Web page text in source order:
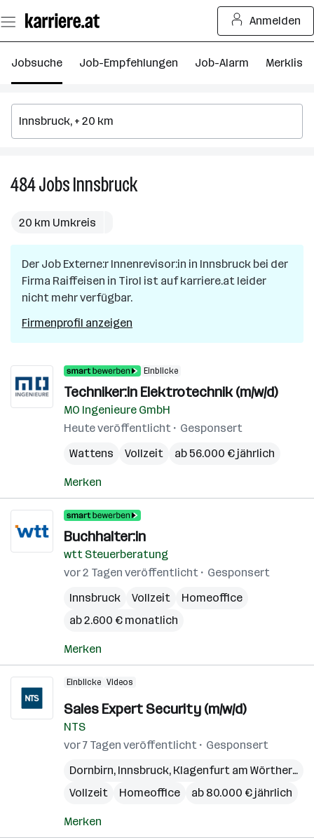
Seiteninhalt
springen
Anmelden
Jobsuche Job-Empfehlungen Job-Alarm Merkliste
484JobsInnsbruck484
20 km Umkreis
Der Job Externe:r Innenrevisor:in in Innsbruck bei der
Firma Raiffeisen in Tirol ist auf karriere.at leider
nicht mehr verfügbar.
Firmenprofil anzeigen
Einblicke
Techniker:in Elektrotechnik (m/w/d)
MO Ingenieure GmbH
Heute veröffentlicht
Gesponsert
Wattens
Vollzeit ab 56.000 € jährlich
Merken
Buchhalter:in
wtt Steuerberatung
vor 2 Tagen veröffentlicht
Gesponsert
Innsbruck
Vollzeit
Homeoffice
ab 2.600 € monatlich
Merken
Einblicke Videos
Sales Expert Security (m/w/d)
NTS
vor 7 Tagen veröffentlicht
Gesponsert
Dornbirn, Innsbruck, Klagenfurt am Wörthersee
Vollzeit
Homeoffice ab 80.000 € jährlich
Merken